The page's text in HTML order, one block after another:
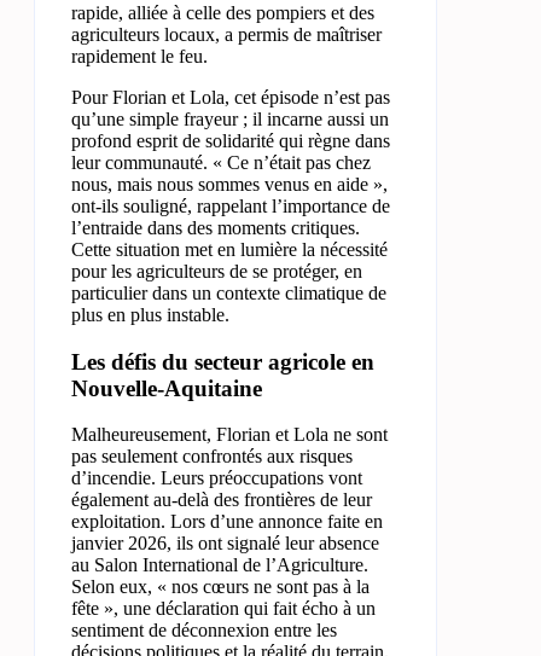
rapide, alliée à celle des pompiers et des
agriculteurs locaux, a permis de maîtriser
rapidement le feu.
Pour Florian et Lola, cet épisode n’est pas
qu’une simple frayeur ; il incarne aussi un
profond esprit de solidarité qui règne dans
leur communauté. « Ce n’était pas chez
nous, mais nous sommes venus en aide »,
ont-ils souligné, rappelant l’importance de
l’entraide dans des moments critiques.
Cette situation met en lumière la nécessité
pour les agriculteurs de se protéger, en
particulier dans un contexte climatique de
plus en plus instable.
Les défis du secteur agricole en
Nouvelle-Aquitaine
Malheureusement, Florian et Lola ne sont
pas seulement confrontés aux risques
d’incendie. Leurs préoccupations vont
également au-delà des frontières de leur
exploitation. Lors d’une annonce faite en
janvier 2026, ils ont signalé leur absence
au Salon International de l’Agriculture.
Selon eux, « nos cœurs ne sont pas à la
fête », une déclaration qui fait écho à un
sentiment de déconnexion entre les